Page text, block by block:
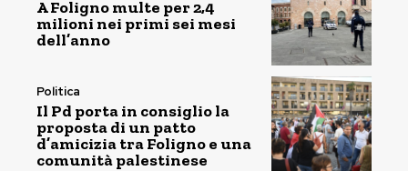
A Foligno multe per 2,4
milioni nei primi sei mesi
dell’anno
Politica
Il Pd porta in consiglio la
proposta di un patto
d’amicizia tra Foligno e una
comunità palestinese